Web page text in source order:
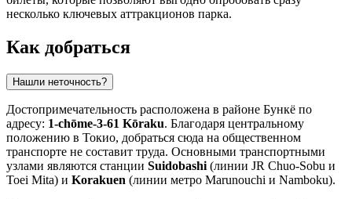
несколько ключевых аттракционов парка.
Как добраться
Нашли неточность?
Достопримечательность расположена в районе Бункё по
адресу: 1-chōme-3-61 Kōraku. Благодаря центральному
положению в Токио, добраться сюда на общественном
транспорте не составит труда. Основными транспортными
узлами являются станции Suidobashi (линии JR Chuo-Sobu и
Toei Mita) и Korakuen (линии метро Marunouchi и Namboku).